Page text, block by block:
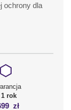
ochrony dla
rok
zł